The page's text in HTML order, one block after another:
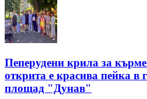
Пеперудени крила за
открита е красива пейка в
площад "Дунав"